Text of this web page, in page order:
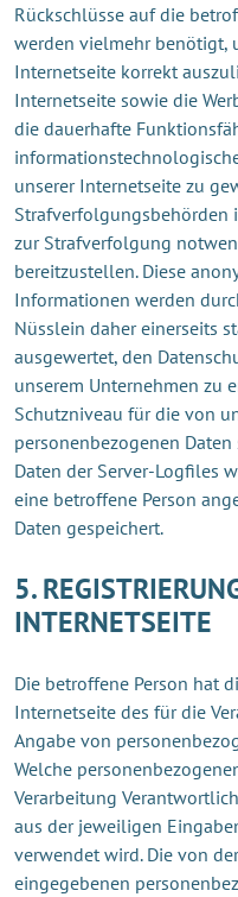
Rückschlüsse auf die
werden vielmehr benötigt,
Internetseite korrekt
Internetseite sowie die
die dauerhafte
unserer Internetseite zu
Strafverfolgungsbehörden
zur Strafverfolgung
bereitzustellen. Diese
Informationen werden
Nüsslein daher einerseits
ausgewertet, den
unserem Unternehmen zu
Schutzniveau für die von
personenbezogenen
Daten der Server-Logfiles
eine betroffene Person
Daten gespeichert.
5.
INTERNETSEITE
Die betroffene Person hat
Internetseite des für die
Angabe von
Welche
Verarbeitung
aus der jeweiligen
verwendet wird. Die von
eingegebenen